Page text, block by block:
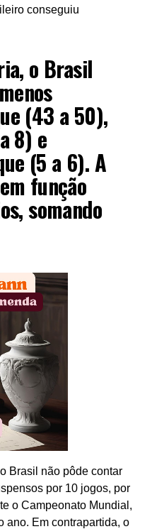
conseguiu
o Brasil
(43 a 50),
8) e
(5 a 6). A
função
somando
Brasil não pôde contar
por 10 jogos, por
o Campeonato Mundial,
ano. Em contrapartida, o